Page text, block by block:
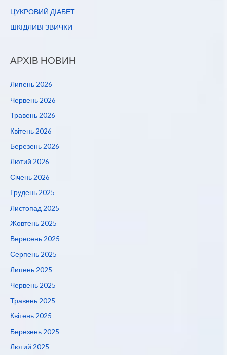
ЦУКРОВИЙ ДІАБЕТ
ШКІДЛИВІ ЗВИЧКИ
АРХІВ НОВИН
Липень 2026
Червень 2026
Травень 2026
Квітень 2026
Березень 2026
Лютий 2026
Січень 2026
Грудень 2025
Листопад 2025
Жовтень 2025
Вересень 2025
Серпень 2025
Липень 2025
Червень 2025
Травень 2025
Квітень 2025
Березень 2025
Лютий 2025